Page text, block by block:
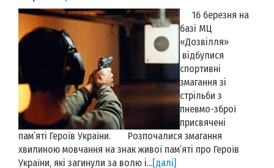
16 березня на
базі МЦ
«Дозвілля»
відбулися
спортивні
змагання зі
стрільби з
пневмо-зброї
присвячені
пам’яті Героїв України. Розпочалися змагання
хвилиною мовчання на знак живої пам’яті про Героїв
України, які загинули за волю і...[далі]